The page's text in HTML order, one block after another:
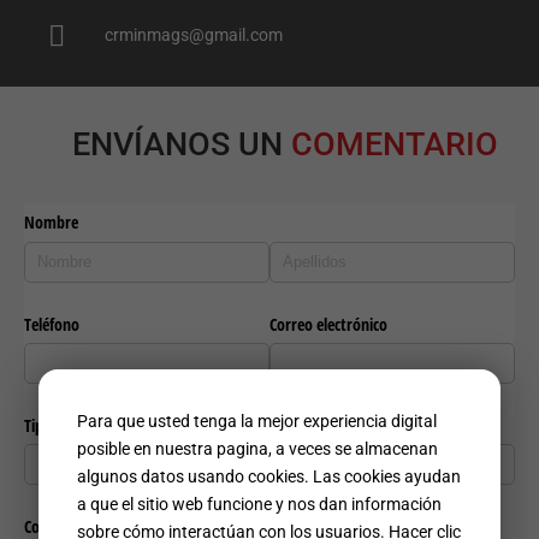
 crminmags@gmail.com
ENVÍANOS UN COMENTARIO
Para que usted tenga la mejor experiencia digital
posible en nuestra pagina, a veces se almacenan
algunos datos usando cookies. Las cookies ayudan
a que el sitio web funcione y nos dan información
sobre cómo interactúan con los usuarios. Hacer clic
experiencia
opciones que usted
la experiencia del
el sitio funcione
mejor.
Marketing
By sharing